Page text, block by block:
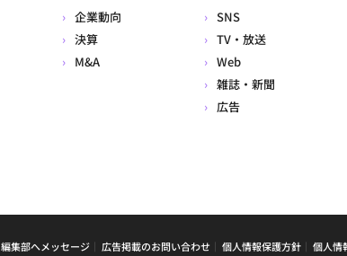
企業動向
決算
M&A
SNS
TV・放送
Web
雑誌・新聞
広告
編集部へメッセージ 広告掲載のお問い合わせ 個人情報保護方針 個人情